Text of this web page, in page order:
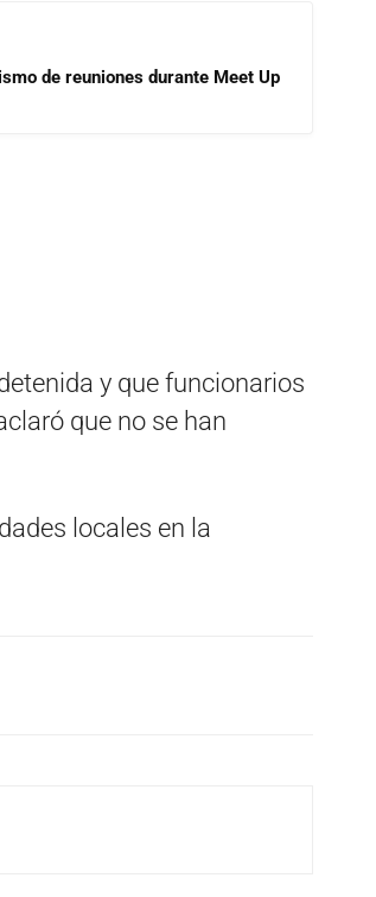
de reuniones durante Meet Up
y que funcionarios
que no se han
locales en la